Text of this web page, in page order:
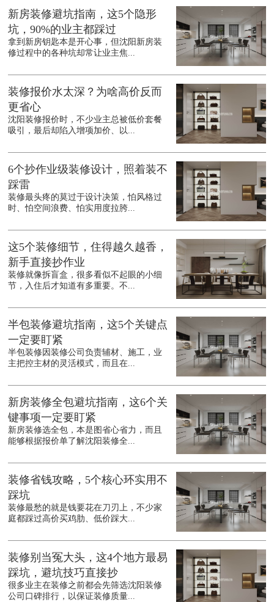
新房装修避坑指南，这5个隐形
坑，90%的业主都踩过
拿到新房钥匙本是开心事，但沈阳新房装
修过程中的各种坑却常让业主焦...
装修报价水太深？为啥高价反而
更省心
沈阳装修报价时，不少业主总被低价套餐
吸引，最后却陷入增项加价、以...
6个抄作业级装修设计，照着装不
踩雷
装修最头疼的莫过于设计决策，怕风格过
时、怕空间浪费、怕实用度拉胯...
这5个装修细节，住得越久越香，
新手直接抄作业
装修就像拆盲盒，很多看似不起眼的小细
节，入住后才知道有多重要。不...
半包装修避坑指南，这5个关键点
一定要盯紧
半包装修因装修公司负责辅材、施工，业
主把控主材的灵活模式，而且在...
新房装修全包避坑指南，这6个关
键事项一定要盯紧
新房装修选全包，本是图省心省力，而且
能够根据报价单了解沈阳装修全...
装修省钱攻略，5个核心环实用不
踩坑
装修最愁的就是钱要花在刀刃上，不少家
庭都踩过高价买鸡肋、低价踩大...
装修别当冤大头，这4个地方最易
踩坑，避坑技巧直接抄
很多业主在装修之前都会先筛选沈阳装修
公司口碑排行，以保证装修质量...